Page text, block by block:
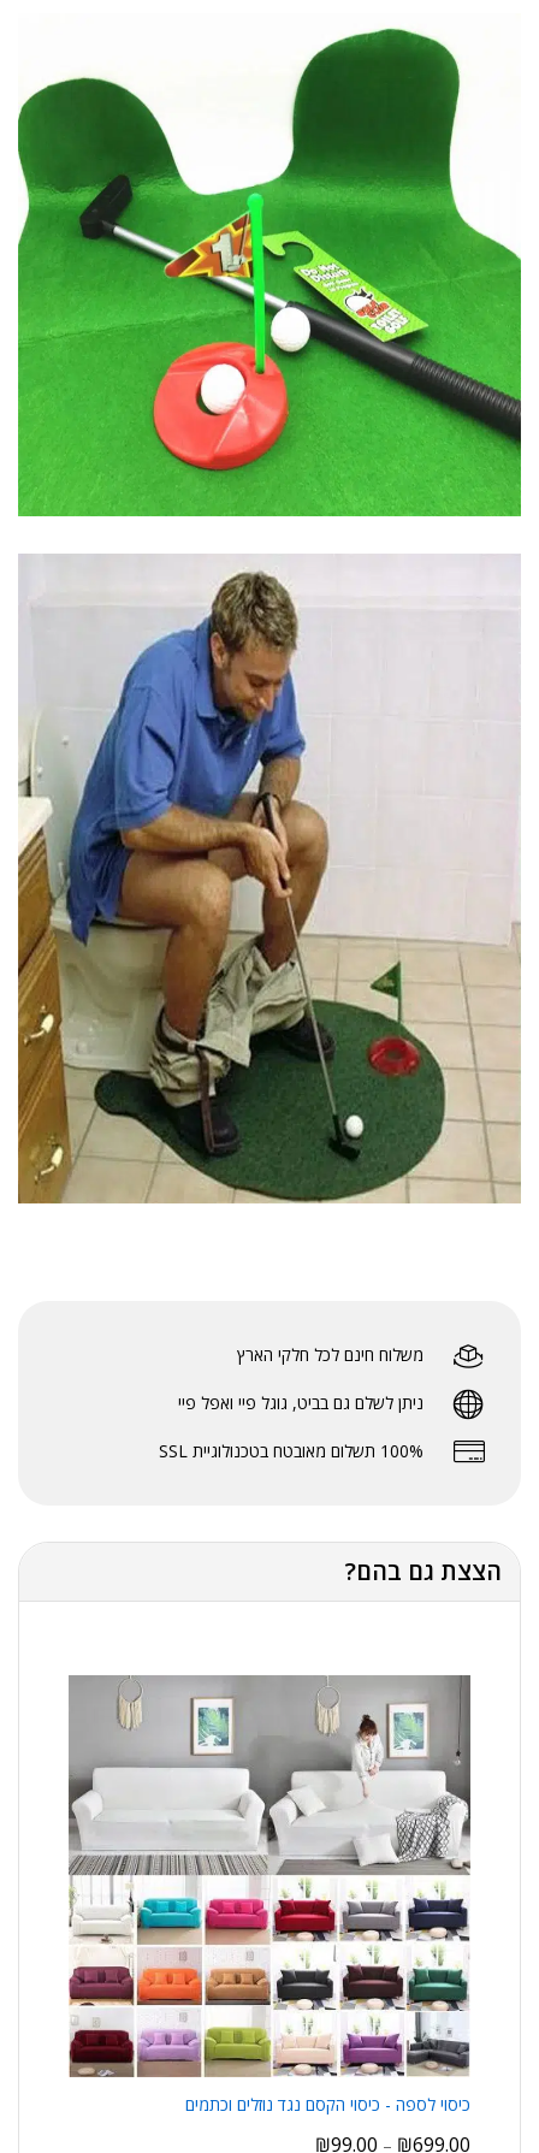
משלוח חינם לכל חלקי הארץ
ניתן לשלם גם בביט, גוגל פיי ואפל פיי
100% תשלום מאובטח בטכנולוגיית SSL
הצצת גם בהם?
כיסוי לספה - כיסוי הקסם נגד נוזלים וכתמים
₪99.00 – ₪699.00